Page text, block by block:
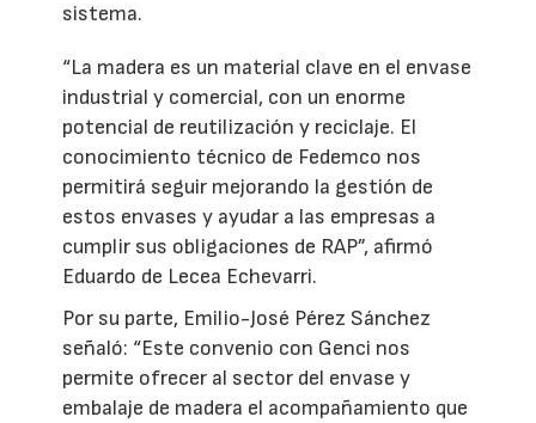
sistema.
“La madera es un material clave en el envase
industrial y comercial, con un enorme
potencial de reutilización y reciclaje. El
conocimiento técnico de Fedemco nos
permitirá seguir mejorando la gestión de
estos envases y ayudar a las empresas a
cumplir sus obligaciones de RAP”, afirmó
Eduardo de Lecea Echevarri.
Por su parte, Emilio-José Pérez Sánchez
señaló: “Este convenio con Genci nos
permite ofrecer al sector del envase y
embalaje de madera el acompañamiento que